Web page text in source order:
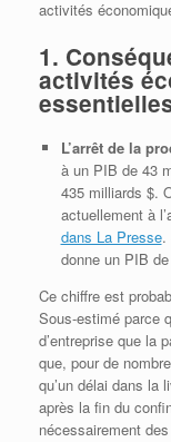
activités
1.
activités
L’arrêt de la
à un PIB de 43
435 milliards $.
actuellement à
dans La Presse.
donne un PIB de
Ce chiffre est
Sous-estimé parce
d’entreprise que la
que, pour de
qu’un délai dans la
après la fin du
nécessairement